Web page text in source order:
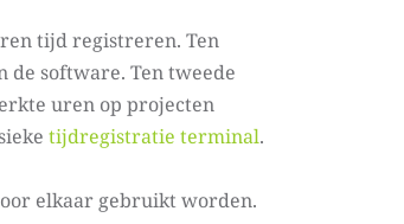
tijd registreren. Ten
software. Ten tweede
uren op projecten
tijdregistratie terminal.
elkaar gebruikt worden.